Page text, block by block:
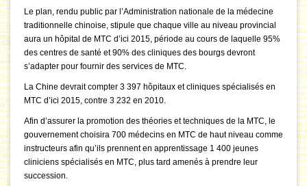
Le plan, rendu public par l’Administration nationale de la médecine
traditionnelle chinoise, stipule que chaque ville au niveau provincial
aura un hôpital de MTC d’ici 2015, période au cours de laquelle 95%
des centres de santé et 90% des cliniques des bourgs devront
s’adapter pour fournir des services de MTC.
La Chine devrait compter 3 397 hôpitaux et cliniques spécialisés en
MTC d’ici 2015, contre 3 232 en 2010.
Afin d’assurer la promotion des théories et techniques de la MTC, le
gouvernement choisira 700 médecins en MTC de haut niveau comme
instructeurs afin qu’ils prennent en apprentissage 1 400 jeunes
cliniciens spécialisés en MTC, plus tard amenés à prendre leur
succession.